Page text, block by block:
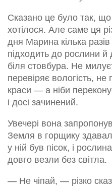
Сказано це було так,
хотілося. Але саме ця
дня Марина кілька
підходить до рослини
біля стовбура. Не
перевіряє вологість,
краси — а ніби
і досі зачинений.
Увечері вона
Земля в горщику
у ній був пісок, і
довго везли без світла.
— Не чіпай, — різко